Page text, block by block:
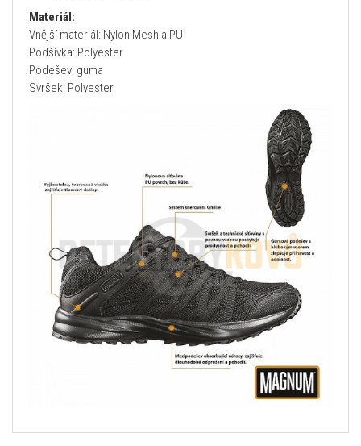
Materiál:
Vnější materiál: Nylon Mesh a PU
Podšívka: Polyester
Podešev: guma
Svršek: Polyester